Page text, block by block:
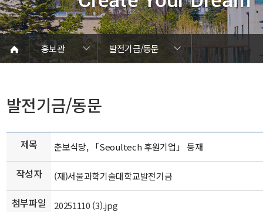
홍보관
발전기금/동문
서울과기대 소개
열린총장실
대학현황
대학조직
대학상징
홍보관
캠퍼스 안내
학칙 및 규정
홍보관
대학뉴스
연구성과
발전기금/동문
Global
언론에서 본 SEOULTECH
보도자료
브로슈어
학내행사
동영상자료
사진자료
음악자료
발전기금/동문
제목 춘보식당, 「Seoultech 후원기업」 등재
작성자 (재)서울과학기술대학교발전기금
첨부파일 20251110 (3).jpg